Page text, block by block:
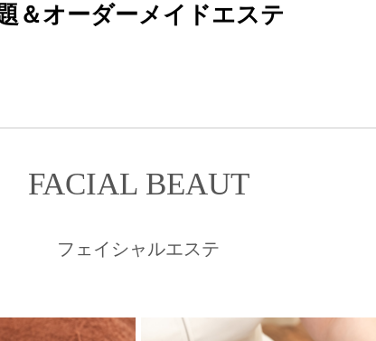
＆オーダーメイドエステ
FACIAL BEAUT
フェイシャルエステ